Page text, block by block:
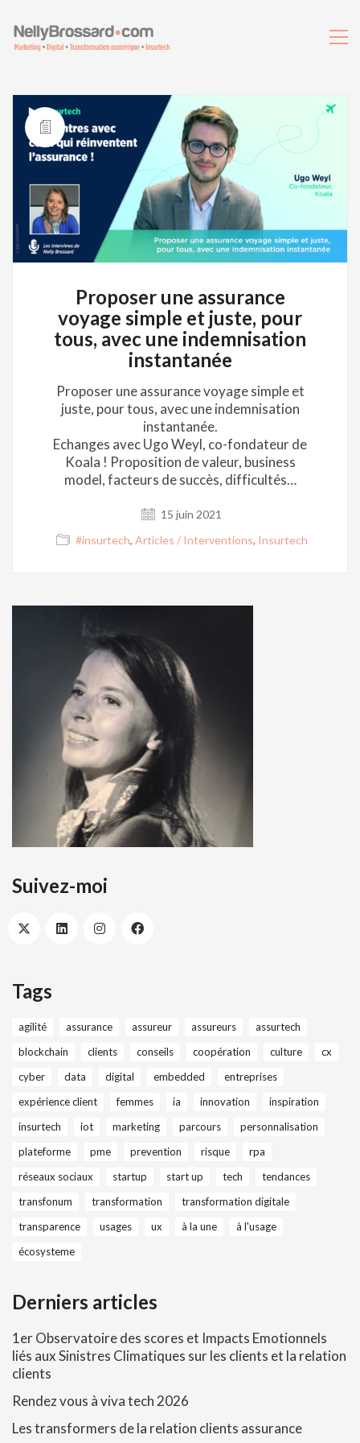
Proposer une assurance
voyage simple et juste, pour
tous, avec une indemnisation
instantanée
Proposer une assurance voyage simple et
juste, pour tous, avec une indemnisation
instantanée.
Echanges avec Ugo Weyl, co-fondateur de
Koala ! Proposition de valeur, business
model, facteurs de succès, difficultés…
15 juin 2021
#insurtech, Articles / Interventions, Insurtech
Suivez-moi
Tags
agilité assurance assureur assureurs
assurtech
blockchain
clients conseils coopération culture
cx
cyber
data digital embedded
entreprises
expérience client
femmes ia innovation
inspiration
insurtech
iot marketing parcours
personnalisation
plateforme
pme prevention risque
rpa
réseaux sociaux
startup start up tech
tendances
transfonum
transformation
transformation digitale
transparence
usages ux à la une
à l'usage
écosysteme
Derniers articles
1er Observatoire des scores et Impacts Emotionnels
liés aux Sinistres Climatiques sur les clients et la relation
clients
Rendez vous à viva tech 2026
Les transformers de la relation clients assurance